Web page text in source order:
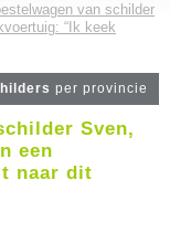
van schilder
“Ik keek
per provincie
Sven,
een
naar dit